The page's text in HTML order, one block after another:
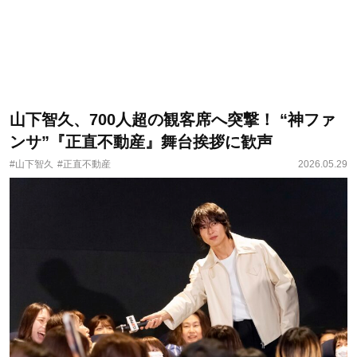
山下智久、700人超の観客席へ突撃！ “神ファ
ンサ”『正直不動産』舞台挨拶に歓声
#山下智久 #正直不動産 2026.05.29